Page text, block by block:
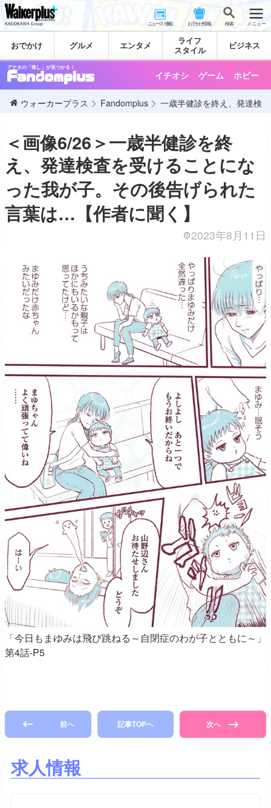
ニュース･連載 おでかけ情報 検 索 メニュー
おでかけ グルメ エンタメ
ライフ
スタイル
ビジネス
アナタの「推し」が見つかる！
イチオシ ゲーム ホビー
ウォーカープラス Fandomplus 一歳半健診を終え、発達検
＜画像6/26＞一歳半健診を終
え、発達検査を受けることにな
った我が子。その後告げられた
言葉は…【作者に聞く】
2023年8月11日
「今日もまゆみは飛び跳ねる～自閉症のわが子とともに～」
第4話-P5
前へ 記事TOPへ 次へ
求人情報